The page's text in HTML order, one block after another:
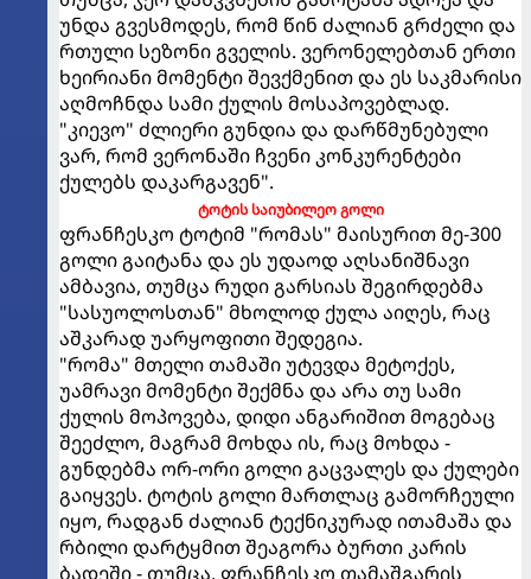
უნდა გვესმოდეს, რომ წინ ძალიან გრძელი და
რთული სეზონი გველის. ვერონელებთან ერთი
ხეირიანი მომენტი შევქმენით და ეს საკმარისი
აღმოჩნდა სამი ქულის მოსაპოვებლად.
"კიევო" ძლიერი გუნდია და დარწმუნებული
ვარ, რომ ვერონაში ჩვენი კონკურენტები
ქულებს დაკარგავენ".
ტოტის საიუბილეო გოლი
ფრანჩესკო ტოტიმ "რომას" მაისურით მე-300
გოლი გაიტანა და ეს უდაოდ აღსანიშნავი
ამბავია, თუმცა რუდი გარსიას შეგირდებმა
"სასუოლოსთან" მხოლოდ ქულა აიღეს, რაც
აშკარად უარყოფითი შედეგია.
"რომა" მთელი თამაში უტევდა მეტოქეს,
უამრავი მომენტი შექმნა და არა თუ სამი
ქულის მოპოვება, დიდი ანგარიშით მოგებაც
შეეძლო, მაგრამ მოხდა ის, რაც მოხდა -
გუნდებმა ორ-ორი გოლი გაცვალეს და ქულები
გაიყვეს. ტოტის გოლი მართლაც გამორჩეული
იყო, რადგან ძალიან ტექნიკურად ითამაშა და
რბილი დარტყმით შეაგორა ბურთი კარის
ბადეში - თუმცა, ფრანჩესკო თამაშგარის